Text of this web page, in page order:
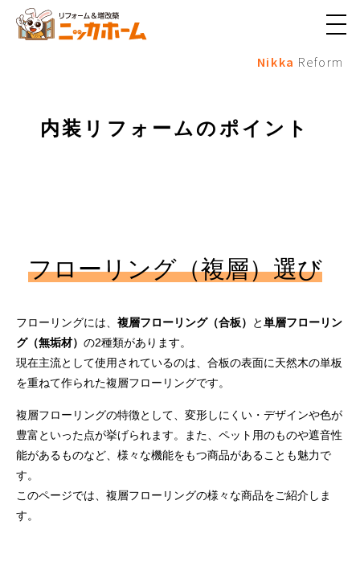
メ
ュ
Nikka Reform
内装リフォームのポイント
フローリング（複層）選び
フローリングには、 複層フローリング（合板） と単層フローリン
グ（無垢材） の2種類があります。
現在主流として使用されているのは、合板の表面に天然木の単板
を重ねて作られた複層フローリングです。
複層フローリングの特徴として、変形しにくい・デザインや色が
豊富といった点が挙げられます。また、ペット用のものや遮音性
能があるものなど、様々な機能をもつ商品があることも魅力で
す。
このページでは、複層フローリングの様々な商品をご紹介しま
す。